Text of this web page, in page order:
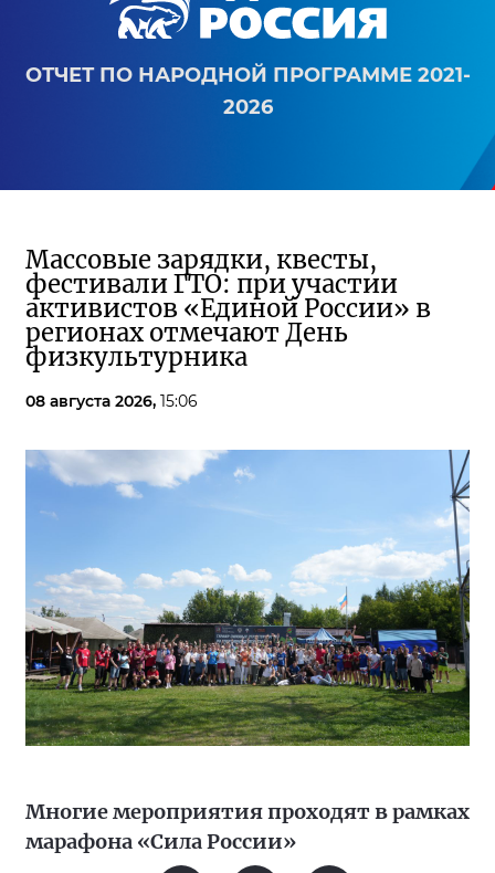
ОТЧЕТ ПО НАРОДНОЙ ПРОГРАММЕ 2021-
2026
Массовые зарядки, квесты,
фестивали ГТО: при участии
активистов «Единой России» в
регионах отмечают День
физкультурника
08 августа 2026, 15:06
Многие мероприятия проходят в рамках
марафона «Сила России»